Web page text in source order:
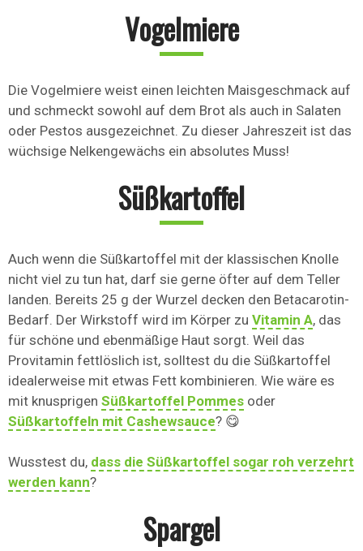
Vogelmiere
Die Vogelmiere weist einen leichten Maisgeschmack auf
und schmeckt sowohl auf dem Brot als auch in Salaten
oder Pestos ausgezeichnet. Zu dieser Jahreszeit ist das
wüchsige Nelkengewächs ein absolutes Muss!
Süßkartoffel
Auch wenn die Süßkartoffel mit der klassischen Knolle
nicht viel zu tun hat, darf sie gerne öfter auf dem Teller
landen. Bereits 25 g der Wurzel decken den Betacarotin-
Bedarf. Der Wirkstoff wird im Körper zu Vitamin A, das
für schöne und ebenmäßige Haut sorgt. Weil das
Provitamin fettlöslich ist, solltest du die Süßkartoffel
idealerweise mit etwas Fett kombinieren. Wie wäre es
mit knusprigen Süßkartoffel Pommes oder
Süßkartoffeln mit Cashewsauce? 😋
Wusstest du, dass die Süßkartoffel sogar roh verzehrt
werden kann?
Spargel